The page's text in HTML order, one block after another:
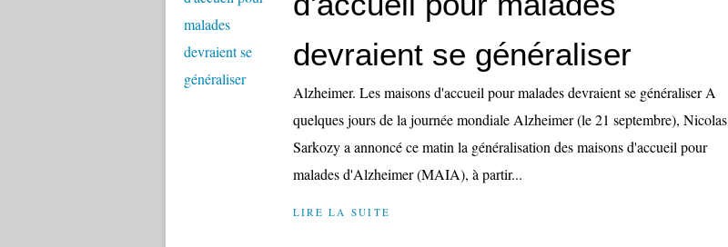
devraient se généraliser
Alzheimer. Les maisons d'accueil pour malades devraient se généraliser A
quelques jours de la journée mondiale Alzheimer (le 21 septembre), Nicolas
Sarkozy a annoncé ce matin la généralisation des maisons d'accueil pour
malades d'Alzheimer (MAIA), à partir...
LIRE LA SUITE